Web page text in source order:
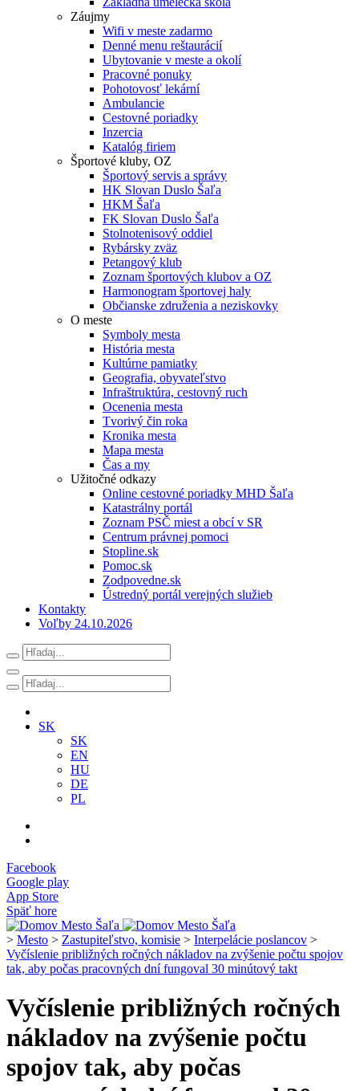
Záujmy
Wifi v meste zadarmo
Denné menu reštaurácií
Ubytovanie v meste a okolí
Pracovné ponuky
Pohotovosť lekární
Ambulancie
Cestovné poriadky
Inzercia
Katalóg firiem
Športové kluby, OZ
Športový servis a správy
HK Slovan Duslo Šaľa
HKM Šaľa
FK Slovan Duslo Šaľa
Stolnotenisový oddiel
Rybársky zväz
Petangový klub
Zoznam športových klubov a OZ
Harmonogram športovej haly
Občianske združenia a neziskovky
O meste
Symboly mesta
História mesta
Kultúrne pamiatky
Geografia, obyvateľstvo
Infraštruktúra, cestovný ruch
Ocenenia mesta
Tvorivý čin roka
Kronika mesta
Mapa mesta
Čas a my
Užitočné odkazy
Online cestovné poriadky MHD Šaľa
Katastrálny portál
Zoznam PSČ miest a obcí v SR
Centrum právnej pomoci
Stopline.sk
Pomoc.sk
Zodpovedne.sk
Ústredný portál verejných služieb
Kontakty
Voľby 24.10.2026
SK
SK
EN
HU
DE
PL
Facebook
Google play
App Store
Späť hore
> Mesto > Zastupiteľstvo, komisie > Interpelácie poslancov >
Vyčíslenie približných ročných nákladov na zvýšenie počtu spojov
tak, aby počas pracovných dní fungoval 30 minútový takt
Vyčíslenie približných ročných
nákladov na zvýšenie počtu
spojov tak, aby počas